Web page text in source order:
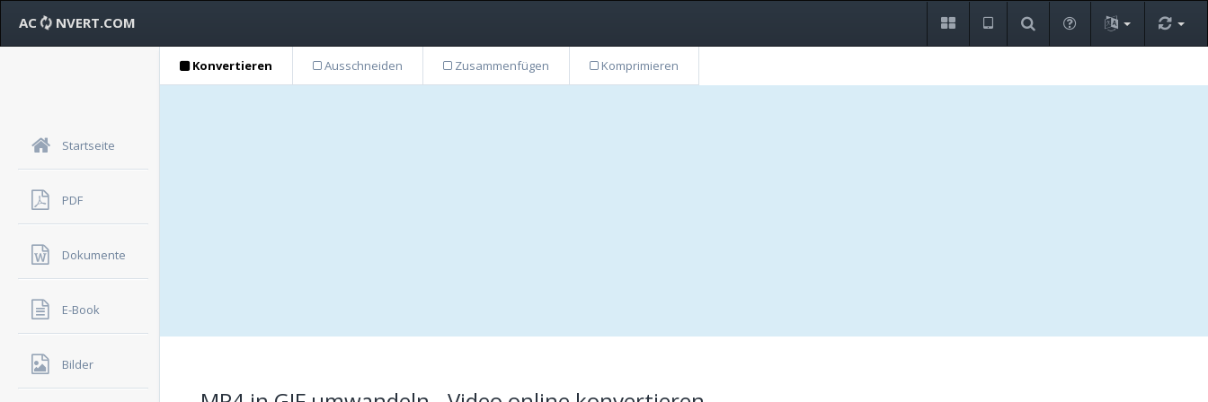
AC NVERT.COM
Startseite
PDF
Dokumente
E-Book
Bilder
Konvertieren Ausschneiden Zusammenfügen Komprimieren